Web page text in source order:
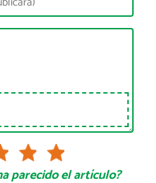
parecido el artículo?